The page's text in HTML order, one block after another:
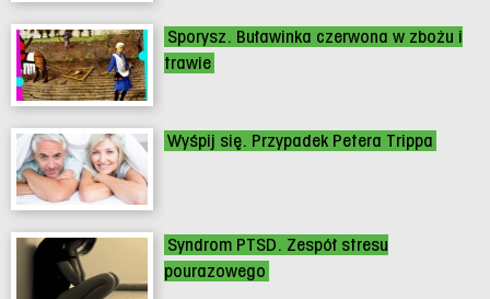
Sporysz. Buławinka czerwona w zbożu i
trawie
Wyśpij się. Przypadek Petera Trippa
Syndrom PTSD. Zespół stresu
pourazowego